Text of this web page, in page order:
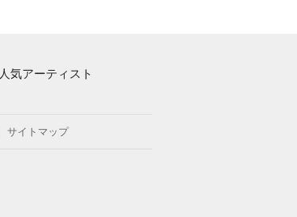
人気アーティスト
ヨルシカ
サイトマップ